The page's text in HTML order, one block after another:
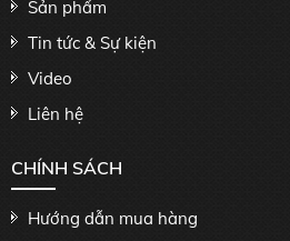
Sản phẩm
Tin tức & Sự kiện
Video
Liên hệ
CHÍNH SÁCH
Hướng dẫn mua hàng